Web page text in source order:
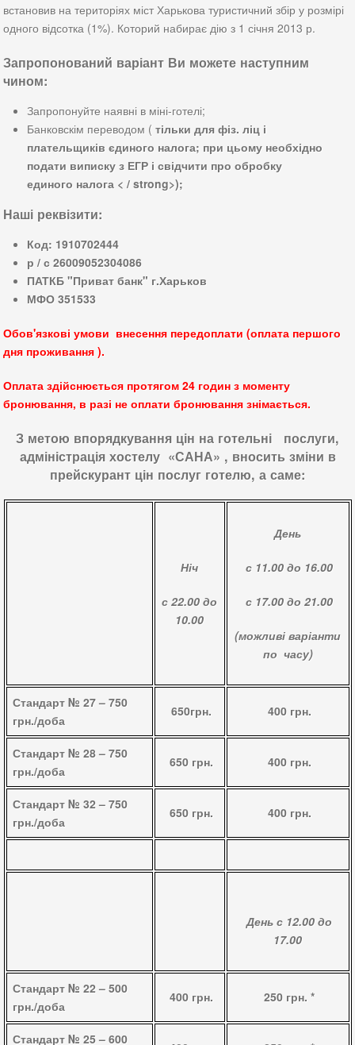
встановив на територіях міст Харькова туристичний збір у розмірі
одного відсотка (1%). Которий набирає дію з 1 січня 2013 р.
Запропонований варіант Ви можете наступним
чином:
Запропонуйте наявні в міні-готелі;
Банковскім переводом ( тільки для фіз. ліц і
плательщиків єдиного налога; при цьому необхідно
подати виписку з ЕГР і свідчити про обробку
единого налога < / strong>);
Наші реквізити:
Код: 1910702444
р / с 26009052304086
ПАТКБ "Приват банк" г.Харьков
МФО 351533
Обов'язкові умови внесення передоплати (оплата першого
дня проживання ).
Оплата здійснюється протягом 24 годин з моменту
бронювання, в разі не оплати бронювання знімається.
З метою впорядкування цін на готельні послуги,
адміністрація хостелу «САНА» , вносить зміни в
прейскурант цін послуг готелю, а саме:
Ніч
с 22.00 до
10.00
День
с 11.00 до 16.00
с 17.00 до 21.00
(можливі варіанти
по часу)
Стандарт № 27 – 750
грн./доба
650грн. 400 грн.
Стандарт № 28 – 750
грн./доба
650 грн. 400 грн.
Стандарт № 32 – 750
грн./доба
650 грн. 400 грн.
День с 12.00 до
17.00
Стандарт № 22 – 500
грн./доба
400 грн. 250 грн. *
Стандарт № 25 – 600